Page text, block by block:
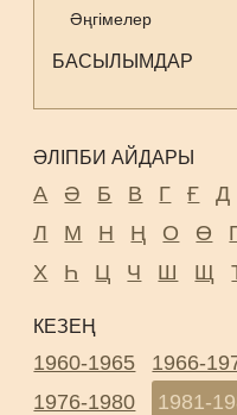
Әңгімелер
БАСЫЛЫМДАР
ӘЛІПБИ АЙДАРЫ
А Ә Б В Г Ғ Д
Л
М Н Ң О Ө
Х
Һ Ц Ч Ш Щ
КЕЗЕҢ
1960-1965 1966-
1976-1980
1981-